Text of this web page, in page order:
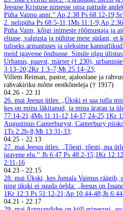
Jeesuse Kristuse nimesse oma pattude
Püha Vaimu anni.“ Ap 2:38 Ps 68:12-
2. nelipüha Ps 68:5-11;1Ms 11:1-9;Ap
Püha Vaim, kõigi inimeste rõõmustaja ja
eluase, valgusta ja pühitse meie südant, et
tuliseks armastuses ja oleksime
meid igavesse õndsusse. Sinule olgu
Urbanus, paavst, märter († 230),
3:13–20;2Kr 1:3–7;Mt 25:14–23;
Villem Reiman, pastor, ajaloolane ja
rahvakiriku mõtte eestkõneleja († 1917)
04.26 - 22.11
26. mai Jeesus ütles: „Ükski ei saa tulla
kes on minu läkitanud, ja mina äratan ta
77:14-21;4Ms 11:11-12,14-17,24-25;1Kr
Augustinus Canterburyst, Canterbury
1Ts 2:2b-8;Mt 13:31-33;
04.25 - 22.13
27. mai Jeesus ütles: „Tõesti, tõesti, ma
igavene elu.“ Jh 6:47 Ps 48:2-15;1Kr
2:11-16
04.23 - 22.15
28. mai Ükski, kes Jumala Vaimus räägib,
ning ükski ei suuda öelda: „Jeesus on
1Kr 12:3 Ps 51:12-21;Ap 10:44-48;Jh
04.21 - 22.17